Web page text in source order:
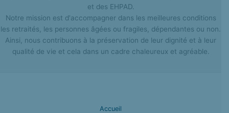
et des EHPAD.
Notre mission est d'accompagner dans les meilleures conditions
les retraités, les personnes âgées ou fragiles, dépendantes ou non.
Ainsi, nous contribuons à la préservation de leur dignité et à leur
qualité de vie et cela dans un cadre chaleureux et agréable.
Accueil